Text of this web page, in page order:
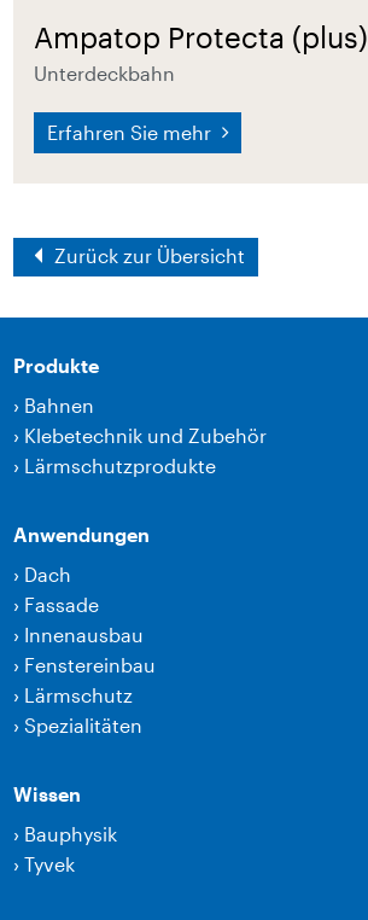
Ampatop Protecta (plus)
Unterdeckbahn
Erfahren Sie mehr
Zurück zur Übersicht
Produkte
› Bahnen
› Klebetechnik und Zubehör
› Lärmschutzprodukte
Anwendungen
› Dach
› Fassade
› Innenausbau
› Fenstereinbau
› Lärmschutz
›Spezialitäten
Wissen
› Bauphysik
›Tyvek